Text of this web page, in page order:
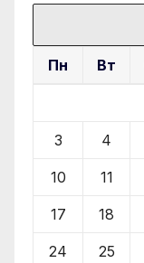
Пн Вт
3 4
10 11
17 18
24 25